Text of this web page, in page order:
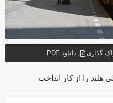
را از کار انداخت
گذاری دانلود PDF